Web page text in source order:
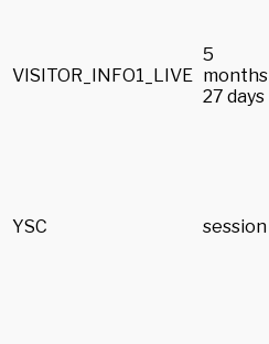
VISITOR_INFO1_LIVE
5
months
27 days
YSC session